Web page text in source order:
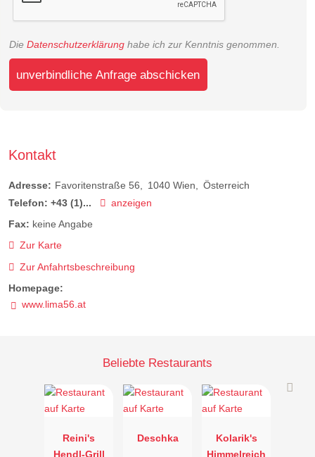
Die Datenschutzerklärung habe ich zur Kenntnis genommen.
unverbindliche Anfrage abschicken
Kontakt
Adresse: Favoritenstraße 56 1040 Wien
Österreich
Telefon: +43 (1)...
anzeigen
Fax: keine Angabe
Zur Karte
Zur Anfahrtsbeschreibung
Homepage:
www.lima56.at
Beliebte Restaurants
Reini's
Hendl-Grill
Deschka
Kolarik's
Himmelreich